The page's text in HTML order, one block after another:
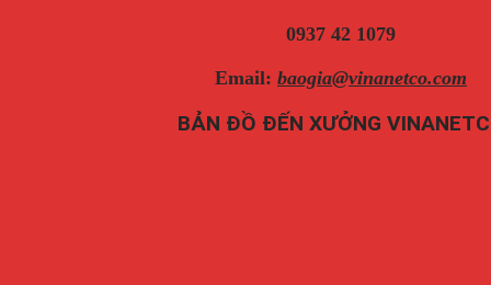
0937 42 1079
Email: baogia@vinanetco.com
BẢN ĐỒ ĐẾN XƯỞNG